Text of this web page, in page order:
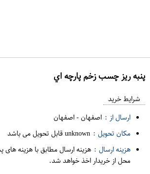
پنبه ريز چسب زخم پارچه اي
ف
ر
و
شرایط خرید
ارسال از : اصفهان-اصفهان
مکان تحویل : unknown قابل تحویل می باشد
هزینه ارسال : هزینه ارسال مطابق با هزینه
محل از خریدار اخذ خواهد شد.